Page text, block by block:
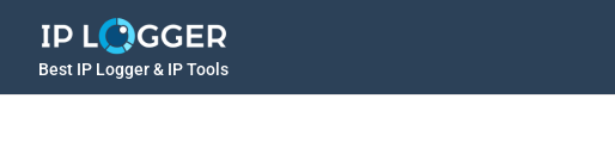
Best IP Logger & IP Tools